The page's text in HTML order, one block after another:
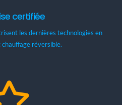
certifiée
les dernières technologies en
réversible.